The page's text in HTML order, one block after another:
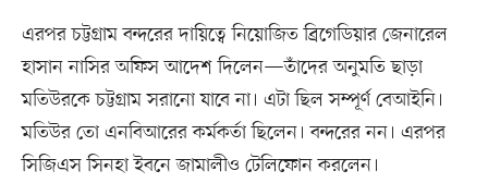
এরপর চট্টগ্রাম বন্দরের দায়িত্বে নিয়োজিত ব্রিগেডিয়ার জেনারেল
হাসান নাসির অফিস আদেশ দিলেন—তাঁদের অনুমতি ছাড়া
মতিউরকে চট্টগ্রাম সরানো যাবে না। এটা ছিল সম্পূর্ণ বেআইনি।
মতিউর তো এনবিআরের কর্মকর্তা ছিলেন। বন্দরের নন। এরপর
সিজিএস সিনহা ইবনে জামালীও টেলিফোন করলেন।